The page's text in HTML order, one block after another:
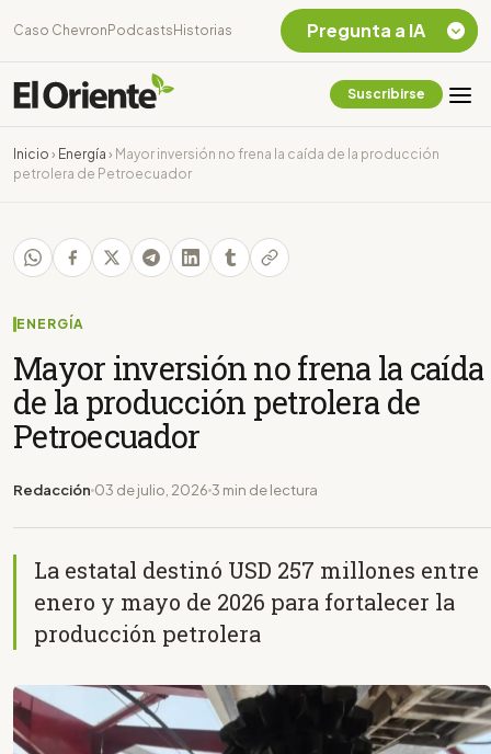
Caso Chevron Podcasts Historias
Suscribirse
Inicio › Energía › Mayor inversión no frena la caída de la producción
petrolera de Petroecuador
ENERGÍA
Mayor inversión no frena la caída
de la producción petrolera de
Petroecuador
Redacción 03 de julio, 2026 3 min de lectura
La estatal destinó USD 257 millones entre
enero y mayo de 2026 para fortalecer la
producción petrolera
Pregunta a IA
Chevron Ecuador